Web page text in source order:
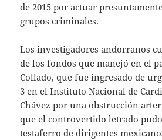
de 2015 por actuar
grupos criminales.
Los investigadores andorranos
de los fondos que manejó en el
Collado, que fue ingresado de
3 en el Instituto Nacional de
Chávez por una obstrucción
que el controvertido letrado
testaferro de dirigentes